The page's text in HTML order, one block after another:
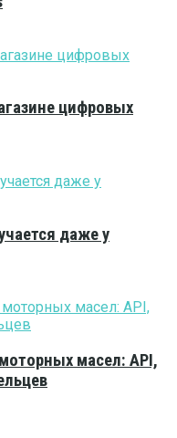
цифровых
даже у
масел: API,